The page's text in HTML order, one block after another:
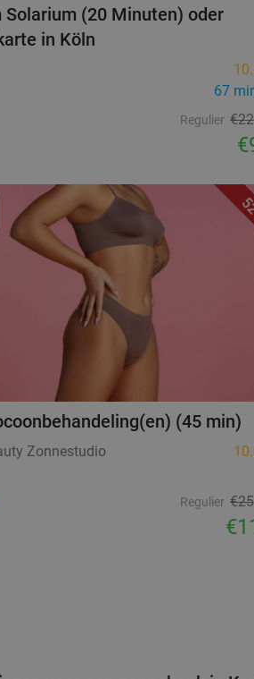
Solarium (20 Minuten) oder
in Köln
67
Regulier €22
(45 min)
Zonnestudio
Regulier €25